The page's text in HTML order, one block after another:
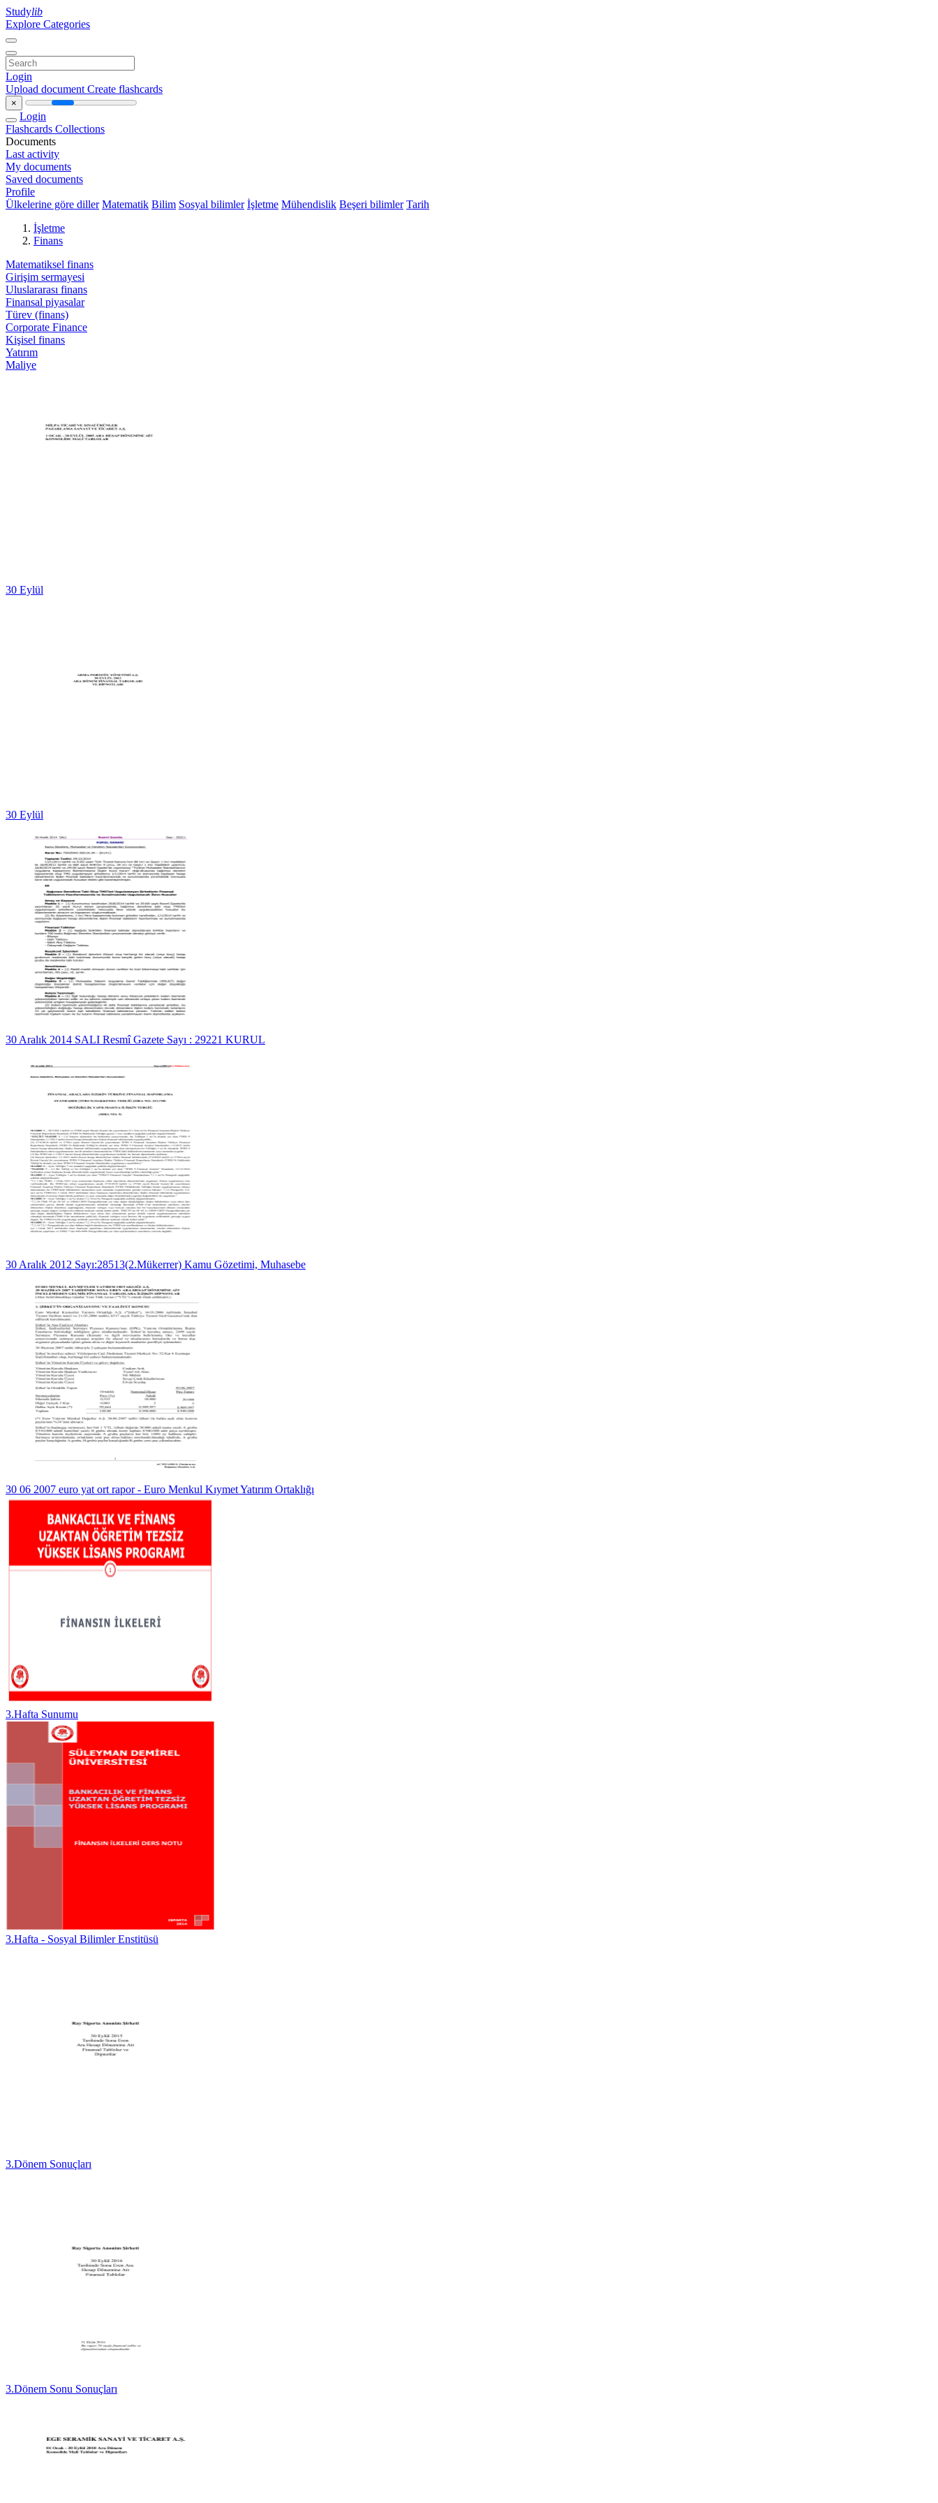
Studylib
Explore Categories
Login
Upload document Create flashcards
×
Login
Flashcards Collections
Documents
Last activity
My documents
Saved documents
Profile
Ülkelerine göre diller Matematik Bilim Sosyal bilimler İşletme Mühendislik Beşeri bilimler Tarih
İşletme
Finans
Matematiksel finans
Girişim sermayesi
Uluslararası finans
Finansal piyasalar
Türev (finans)
Corporate Finance
Kişisel finans
Yatırım
Maliye
30 Eylül
30 Eylül
30 Aralık 2014 SALI Resmî Gazete Sayı : 29221 KURUL
30 Aralık 2012 Sayı:28513(2.Mükerrer) Kamu Gözetimi, Muhasebe
30 06 2007 euro yat ort rapor - Euro Menkul Kıymet Yatırım Ortaklığı
3.Hafta Sunumu
3.Hafta - Sosyal Bilimler Enstitüsü
3.Dönem Sonuçları
3.Dönem Sonu Sonuçları